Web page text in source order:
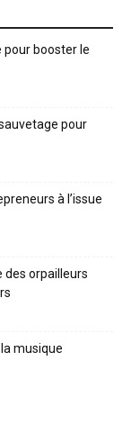
pour booster le
pour
à l’issue
des orpailleurs
musique